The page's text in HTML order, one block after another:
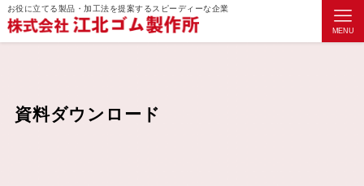
お役に立てる製品・加工法を提案するスピーディーな企業
MENU
資料ダウンロード